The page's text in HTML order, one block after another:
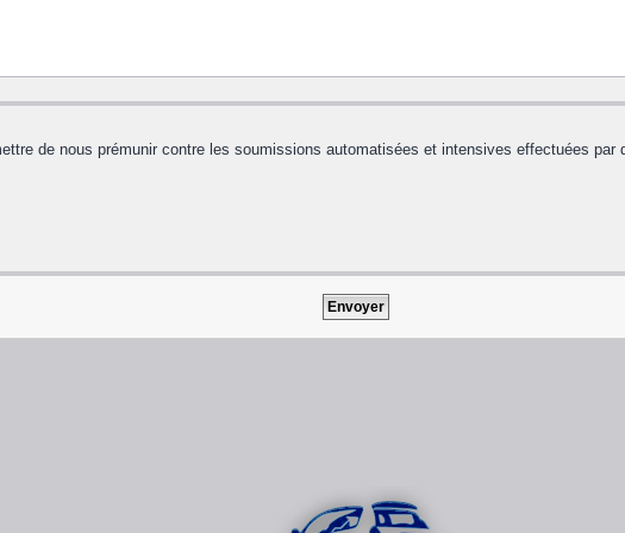
de nous prémunir contre les soumissions automatisées et intensives effectuées par